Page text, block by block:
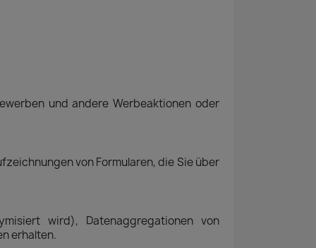
und andere Werbeaktionen oder
von Formularen, die Sie über
wird), Datenaggregationen von
erhalten.